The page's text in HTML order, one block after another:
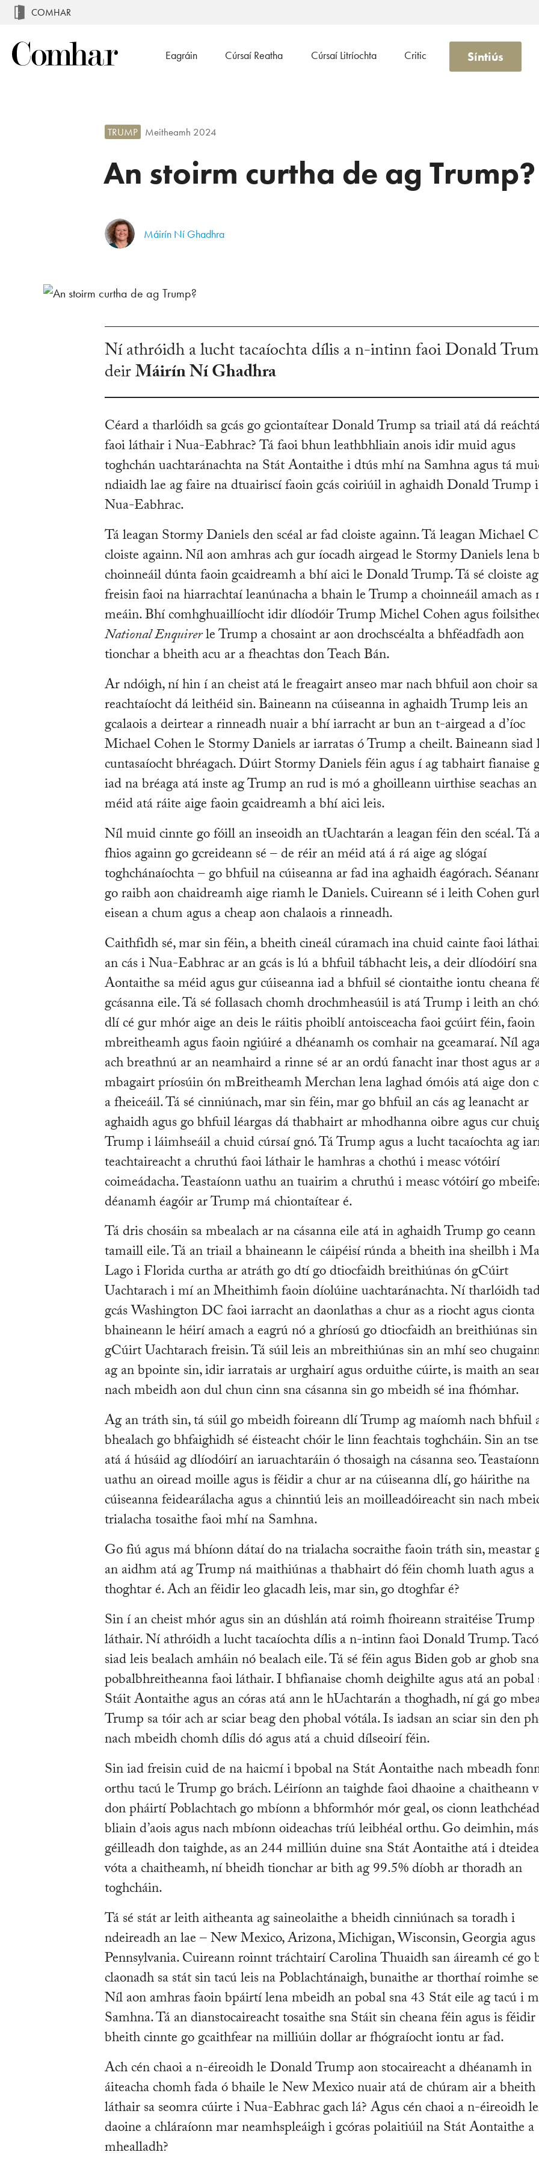
COMHAR
Eagráin Cúrsaí Reatha Cúrsaí Litríochta Critic Síntiús
An stoirm curtha de ag Trump?
TRUMP Meitheamh 2024
Máirín Ní Ghadhra
Ní athróidh a lucht tacaíochta dílis a n-intinn faoi Donald
deirMáirín Ní Ghadhra
Céard a tharlóidh sa gcás go gciontaítear Donald Trump sa triail atá dá
faoi láthair i Nua-Eabhrac? Tá faoi bhun leathbhliain anois idir muid agus
toghchán uachtaránachta na Stát Aontaithe i dtús mhí na Samhna agus tá
ndiaidh lae ag faire na dtuairiscí faoin gcás coiriúil in aghaidh Donald Trump i
Nua-Eabhrac.
Tá leagan Stormy Daniels den scéal ar fad cloiste againn. Tá leagan Michael
cloiste againn. Níl aon amhras ach gur íocadh airgead le Stormy Daniels lena
choinneáil dúnta faoin gcaidreamh a bhí aici le Donald Trump. Tá sé cloiste
freisin faoi na hiarrachtaí leanúnacha a bhain le Trump a choinneáil amach as
meáin. Bhí comhghuaillíocht idir dlíodóir Trump Michel Cohen agus
National Enquirerle Trump a chosaint ar aon drochscéalta a bhféadfadh aon
tionchar a bheith acu ar a fheachtas don Teach Bán.
Ar ndóigh, ní hin í an cheist atá le freagairt anseo mar nach bhfuil aon choir sa
reachtaíocht dá leithéid sin. Baineann na cúiseanna in aghaidh Trump leis an
gcalaois a deirtear a rinneadh nuair a bhí iarracht ar bun an t-airgead a d’íoc
Michael Cohen le Stormy Daniels ar iarratas ó Trump a cheilt. Baineann siad
cuntasaíocht bhréagach. Dúirt Stormy Daniels féin agus í ag tabhairt fianaise
iad na bréaga atá inste ag Trump an rud is mó a ghoilleann uirthise seachas an
méid atá ráite aige faoin gcaidreamh a bhí aici leis.
Níl muid cinnte go fóill an inseoidh an tUachtarán a leagan féin den scéal. Tá
fhios againn go gcreideann sé – de réir an méid atá á rá aige ag slógaí
toghchánaíochta – go bhfuil na cúiseanna ar fad ina aghaidh éagórach.
go raibh aon chaidreamh aige riamh le Daniels. Cuireann sé i leith Cohen
eisean a chum agus a cheap aon chalaois a rinneadh.
Caithfidh sé, mar sin féin, a bheith cineál cúramach ina chuid cainte faoi
an cás i Nua-Eabhrac ar an gcás is lú a bhfuil tábhacht leis, a deir dlíodóirí
Aontaithe sa méid agus gur cúiseanna iad a bhfuil sé ciontaithe iontu cheana
gcásanna eile. Tá sé follasach chomh drochmheasúil is atá Trump i leith an
dlí cé gur mhór aige an deis le ráitis phoiblí antoisceacha faoi gcúirt féin, faoin
mbreitheamh agus faoin ngiúiré a dhéanamh os comhair na gceamaraí. Níl
ach breathnú ar an neamhaird a rinne sé ar an ordú fanacht inar thost agus ar
mbagairt príosúin ón mBreitheamh Merchan lena laghad ómóis atá aige don
a fheiceáil. Tá sé cinniúnach, mar sin féin, mar go bhfuil an cás ag leanacht ar
aghaidh agus go bhfuil léargas dá thabhairt ar mhodhanna oibre agus cur
Trump i láimhseáil a chuid cúrsaí gnó. Tá Trump agus a lucht tacaíochta ag
teachtaireacht a chruthú faoi láthair le hamhras a chothú i measc vótóirí
coimeádacha. Teastaíonn uathu an tuairim a chruthú i measc vótóirí go
déanamh éagóir ar Trump má chiontaítear é.
Tá dris chosáin sa mbealach ar na cásanna eile atá in aghaidh Trump go ceann
tamaill eile. Tá an triail a bhaineann le cáipéisí rúnda a bheith ina sheilbh i
Lago i Florida curtha ar atráth go dtí go dtiocfaidh breithiúnas ón gCúirt
Uachtarach i mí an Mheithimh faoin díolúine uachtaránachta. Ní tharlóidh
gcás Washington DC faoi iarracht an daonlathas a chur as a riocht agus cionta
bhaineann le héirí amach a eagrú nó a ghríosú go dtiocfaidh an breithiúnas
gCúirt Uachtarach freisin. Tá súil leis an mbreithiúnas sin an mhí seo
ag an bpointe sin, idir iarratais ar urghairí agus orduithe cúirte, is maith an
nach mbeidh aon dul chun cinn sna cásanna sin go mbeidh sé ina fhómhar.
Ag an tráth sin, tá súil go mbeidh foireann dlí Trump ag maíomh nach bhfuil
bhealach go bhfaighidh sé éisteacht chóir le linn feachtais toghcháin. Sin an
atá á húsáid ag dlíodóirí an iaruachtaráin ó thosaigh na cásanna seo. Teastaíonn
uathu an oiread moille agus is féidir a chur ar na cúiseanna dlí, go háirithe na
cúiseanna feidearálacha agus a chinntiú leis an moilleadóireacht sin nach
trialacha tosaithe faoi mhí na Samhna.
Go fiú agus má bhíonn dátaí do na trialacha socraithe faoin tráth sin, meastar
an aidhm atá ag Trump ná maithiúnas a thabhairt dó féin chomh luath agus a
thoghtar é. Ach an féidir leo glacadh leis, mar sin, go dtoghfar é?
Sin í an cheist mhór agus sin an dúshlán atá roimh fhoireann straitéise
láthair. Ní athróidh a lucht tacaíochta dílis a n-intinn faoi Donald Trump.
siad leis bealach amháin nó bealach eile. Tá sé féin agus Biden gob ar ghob sna
pobalbhreitheanna faoi láthair. I bhfianaise chomh deighilte agus atá an pobal
Stáit Aontaithe agus an córas atá ann le hUachtarán a thoghadh, ní gá go
Trump sa tóir ach ar sciar beag den phobal vótála. Is iadsan an sciar sin den
nach mbeidh chomh dílis dó agus atá a chuid dílseoirí féin.
Sin iad freisin cuid de na haicmí i bpobal na Stát Aontaithe nach mbeadh
orthu tacú le Trump go brách. Léiríonn an taighde faoi dhaoine a chaitheann
don pháirtí Poblachtach go mbíonn a bhformhór mór geal, os cionn leathchéad
bliain d’aois agus nach mbíonn oideachas tríú leibhéal orthu. Go deimhin,
géilleadh don taighde, as an 244 milliún duine sna Stát Aontaithe atá i
vóta a chaitheamh, ní bheidh tionchar ar bith ag 99.5% díobh ar thoradh an
toghcháin.
Tá sé stát ar leith aitheanta ag saineolaithe a bheidh cinniúnach sa toradh i
ndeireadh an lae – New Mexico, Arizona, Michigan, Wisconsin, Georgia agus
Pennsylvania. Cuireann roinnt tráchtairí Carolina Thuaidh san áireamh cé go
claonadh sa stát sin tacú leis na Poblachtánaigh, bunaithe ar thorthaí roimhe
Níl aon amhras faoin bpáirtí lena mbeidh an pobal sna 43 Stát eile ag tacú i
Samhna. Tá an dianstocaireacht tosaithe sna Stáit sin cheana féin agus is
bheith cinnte go gcaithfear na milliúin dollar ar fhógraíocht iontu ar fad.
Ach cén chaoi a n-éireoidh le Donald Trump aon stocaireacht a dhéanamh in
áiteacha chomh fada ó bhaile le New Mexico nuair atá de chúram air a
láthair sa seomra cúirte i Nua-Eabhrac gach lá? Agus cén chaoi a n-éireoidh
daoine a chláraíonn mar neamhspleáigh i gcóras polaitiúil na Stát Aontaithe a
mhealladh?